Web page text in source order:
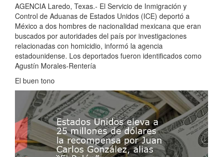
AGENCIA Laredo, Texas.- El Servicio de Inmigración y
Control de Aduanas de Estados Unidos (ICE) deportó a
México a dos hombres de nacionalidad mexicana que eran
buscados por autoridades del país por investigaciones
relacionadas con homicidio, informó la agencia
estadounidense. Los deportados fueron identificados como
Agustín Morales-Rentería
El buen tono